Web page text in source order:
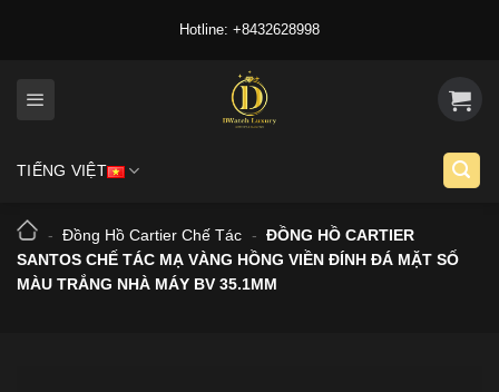
Hotline: +8432628998
TIẾNG VIỆT
- Đồng Hồ Cartier Chế Tác - ĐỒNG HỒ CARTIER
SANTOS CHẾ TÁC MẠ VÀNG HỒNG VIỀN ĐÍNH ĐÁ MẶT SỐ
MÀU TRẮNG NHÀ MÁY BV 35.1MM